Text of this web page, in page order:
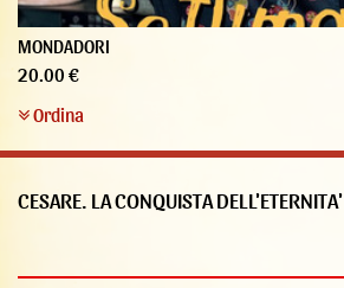
MONDADORI
20.00 €
Ordina
CESARE. LA CONQUISTA DELL'ETERNITA'